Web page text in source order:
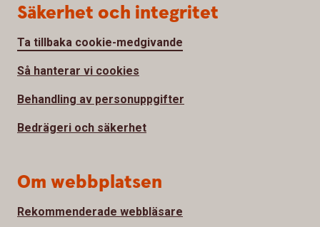
Säkerhet och integritet
Ta tillbaka cookie-medgivande
Så hanterar vi cookies
Behandling av personuppgifter
Bedrägeri och säkerhet
Om webbplatsen
Rekommenderade webbläsare